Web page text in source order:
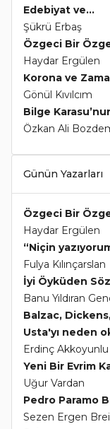
Edebiyat ve...
Şükrü Erbaş
Özgeci Bir
Haydar Ergülen
Korona ve
Gönül Kıvılcım
Bilge
Özkan Ali
Günün Yazarları
Özgeci Bir
Haydar Ergülen
“Niçin
Fulya Kılınçarslan
İyi Öyküden
Banu Yıldıran
Balzac,
Usta'yı neden
Erdinç Akkoyunlu
Yeni Bir Evrim
Uğur Vardan
Pedro Paramo
Sezen Ergen